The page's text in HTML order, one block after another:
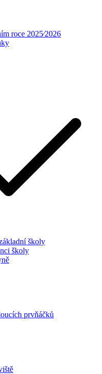
roce 2025⁄2026
školy
školy
prvňáčků